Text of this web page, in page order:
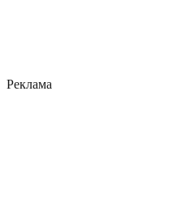
Реклама